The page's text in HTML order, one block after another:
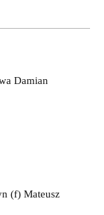
Damian
(f) Mateusz